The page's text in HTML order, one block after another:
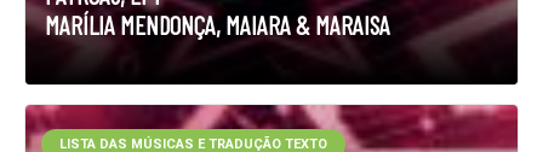
MARÍLIA MENDONÇA, MAIARA & MARAISA
LISTA DAS MÚSICAS E TRADUÇÃO TEXTO